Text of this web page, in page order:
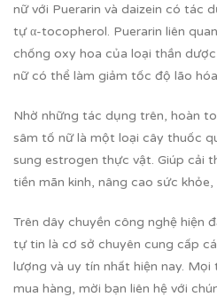
nữ với Puerarin và daizein có tác
tự α-tocopherol. Puerarin liên
chống oxy hoa của loại thần
nữ có thể làm giảm tốc độ lão
Nhờ những tác dụng trên, hoàn
sâm tố nữ là một loại cây thuốc
sung estrogen thực vật. Giúp cải
tiền mãn kinh, nâng cao sức
Trên dây chuyền công nghệ hiện
tự tin là cơ sở chuyên cung cấp
lượng và uy tín nhất hiện nay.
mua hàng, mời bạn liên hệ với